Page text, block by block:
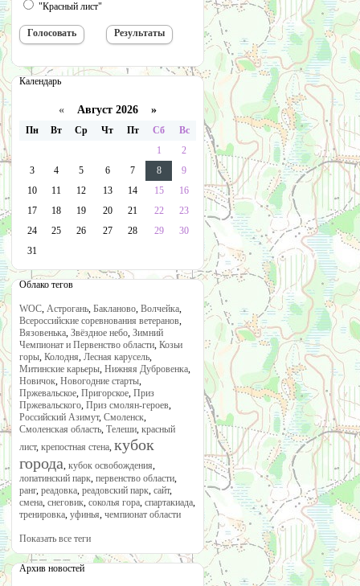
"Красный лист"
Календарь
« Август 2026 »
Пн Вт Ср Чт Пт Сб
Вс
1
2
3
4 5 6 7 8
9
10
11 12 13 14 15
16
17
18 19 20 21 22
23
24
25 26 27 28 29
30
31
Облако тегов
WOC, Астрогань, Бакланово, Волчейка,
Всероссийские соревнования ветеранов,
Вязовенька, Звёздное небо, Зимний
Чемпионат и Первенство области, Козьи
горы, Колодня, Лесная карусель,
Митинские карьеры, Нижняя Дубровенка,
Новичок, Новогодние старты,
Пржевальское, Пригорское, Приз
Пржевальского, Приз смолян-героев,
Российский Азимут, Смоленск,
Смоленская область, Телеши, красный
лист, крепостная стена, кубок
города, кубок освобождения,
лопатинский парк, первенство области,
ранг, реадовка, реадовский парк, сайт,
смена, снеговик, соколья гора, спартакиада,
тренировка, уфинья, чемпионат области
Показать все теги
Архив новостей